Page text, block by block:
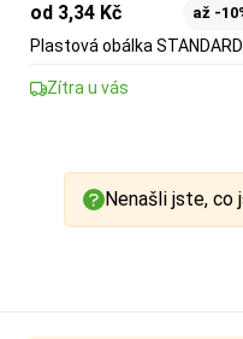
od 3,34 Kč až -
Plastová obálka STANDARD
Zítra u vás
Nenašli jste, co